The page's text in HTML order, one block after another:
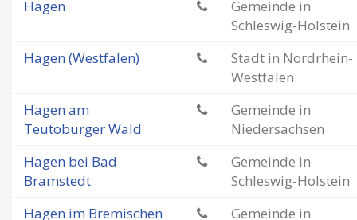
Hägen
Gemeinde in
Schleswig-Holstein
Hagen (Westfalen)
Stadt in Nordrhein-
Westfalen
Hagen am
Teutoburger Wald
Gemeinde in
Niedersachsen
Hagen bei Bad
Bramstedt
Gemeinde in
Schleswig-Holstein
Hagen im Bremischen
Gemeinde in